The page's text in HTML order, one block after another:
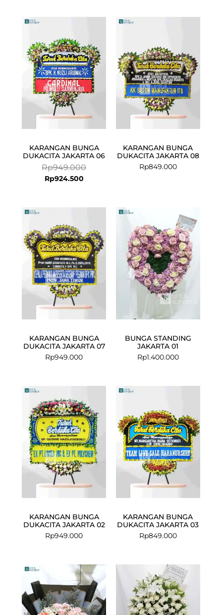
KARANGAN BUNGA
DUKACITA JAKARTA 06
Rp949.000
was:
Rp949.000.
Rp924.500
is:
Rp924.500.
KARANGAN BUNGA
DUKACITA JAKARTA 08
Rp849.000
KARANGAN BUNGA
DUKACITA JAKARTA 07
Rp949.000
BUNGA STANDING
JAKARTA 01
Rp1.400.000
KARANGAN BUNGA
DUKACITA JAKARTA 02
Rp949.000
KARANGAN BUNGA
DUKACITA JAKARTA 03
Rp849.000
Original
price
was:
Rp749.000.
Current
price
is:
Rp550.000.
Original
price
was:
Current
price
is: